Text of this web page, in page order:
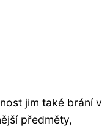
jim také brání v
předměty,